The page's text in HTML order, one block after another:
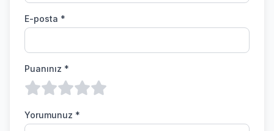
E-posta *
Puanınız *
Yorumunuz *